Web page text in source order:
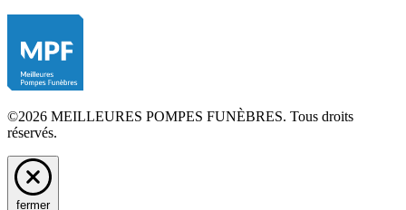
©2026 MEILLEURES POMPES FUNÈBRES. Tous droits
réservés.
fermer